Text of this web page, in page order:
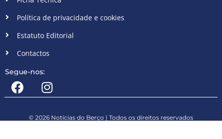
Política de privacidade e cookies
Estatuto Editorial
Contactos
Segue-nos:
© 2026 Notícias do Berço | Todos os direitos reservados